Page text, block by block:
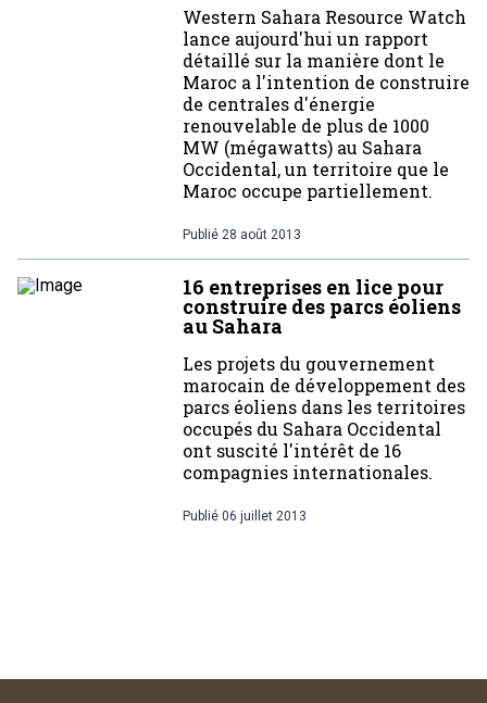
Western Sahara Resource Watch
lance aujourd'hui un rapport
détaillé sur la manière dont le
Maroc a l'intention de construire
de centrales d'énergie
renouvelable de plus de 1000
MW (mégawatts) au Sahara
Occidental, un territoire que le
Maroc occupe partiellement.
Publié 28 août 2013
16 entreprises en lice pour
construire des parcs éoliens
au Sahara
Les projets du gouvernement
marocain de développement des
parcs éoliens dans les territoires
occupés du Sahara Occidental
ont suscité l'intérêt de 16
compagnies internationales.
Publié 06 juillet 2013